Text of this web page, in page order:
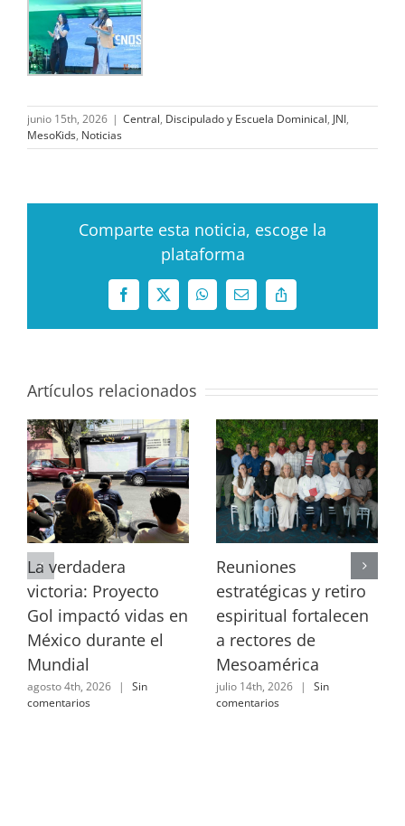
junio 15th, 2026 | Central, Discipulado y Escuela Dominical, JNI,
MesoKids, Noticias
Comparte esta noticia, escoge la
plataforma
Facebook
X WhatsAppCorreo
electrónico
Copy
Link
Artículos relacionados
La verdadera
victoria: Proyecto
Gol impactó vidas en
México durante el
Mundial
agosto 4th, 2026 |
Sin
comentarios
Reuniones
estratégicas y retiro
espiritual fortalecen
a rectores de
Mesoamérica
julio 14th, 2026 |
Sin
comentarios